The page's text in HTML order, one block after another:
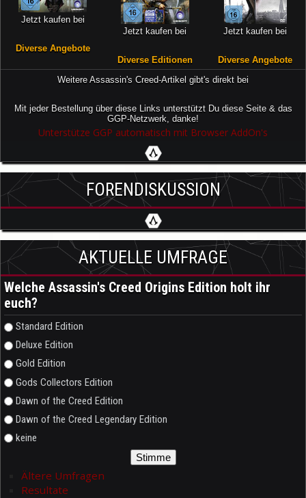
Jetzt kaufen bei
Diverse Angebote
Jetzt kaufen bei
Diverse Editionen
Jetzt kaufen bei
Diverse Angebote
Weitere Assassin's Creed-Artikel gibt's direkt bei
Mit jeder Bestellung über diese Links unterstützt Du diese Seite & das
GGP-Netzwerk, danke!
Unterstütze GGP automatisch mit Browser AddOn's
FORENDISKUSSION
AKTUELLE UMFRAGE
Welche Assassin's Creed Origins Edition holt ihr
euch?
Auswahlmöglichkeiten
Standard Edition
Deluxe Edition
Gold Edition
Gods Collectors Edition
Dawn of the Creed Edition
Dawn of the Creed Legendary Edition
keine
Ältere Umfragen
Resultate